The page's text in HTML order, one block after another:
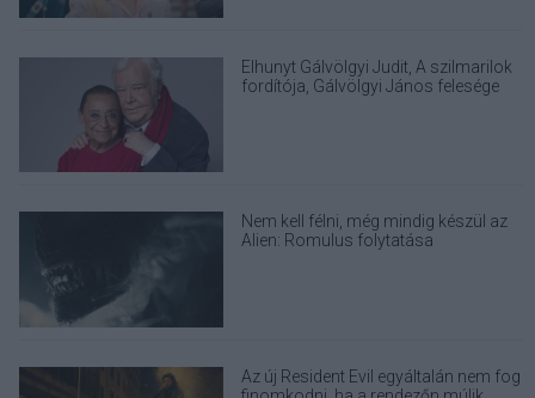
Elhunyt Gálvölgyi Judit, A szilmarilok
fordítója, Gálvölgyi János felesége
Nem kell félni, még mindig készül az
Alien: Romulus folytatása
Az új Resident Evil egyáltalán nem fog